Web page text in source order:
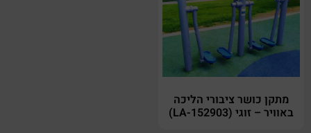
מתקן כושר ציבורי הליכה
באוויר – זוגי (LA-152903)